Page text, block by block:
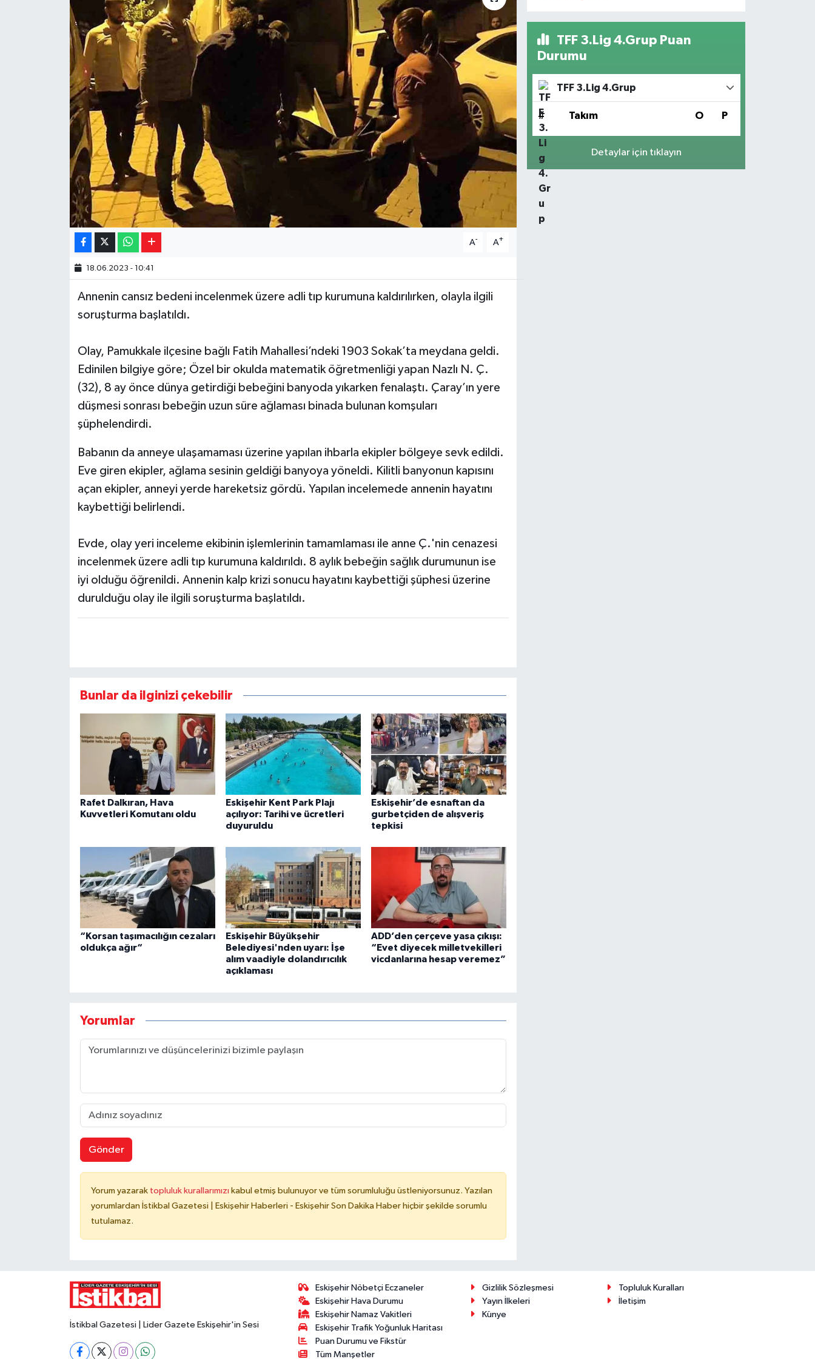
A- A+
18.06.2023 - 10:41
Annenin cansız bedeni incelenmek üzere adli tıp kurumuna kaldırılırken, olayla ilgili
soruşturma başlatıldı.
Olay, Pamukkale ilçesine bağlı Fatih Mahallesi’ndeki 1903 Sokak’ta meydana geldi.
Edinilen bilgiye göre; Özel bir okulda matematik öğretmenliği yapan Nazlı N. Ç.
(32), 8 ay önce dünya getirdiği bebeğini banyoda yıkarken fenalaştı. Çaray’ın yere
düşmesi sonrası bebeğin uzun süre ağlaması binada bulunan komşuları
şüphelendirdi.
Babanın da anneye ulaşamaması üzerine yapılan ihbarla ekipler bölgeye sevk edildi.
Eve giren ekipler, ağlama sesinin geldiği banyoya yöneldi. Kilitli banyonun kapısını
açan ekipler, anneyi yerde hareketsiz gördü. Yapılan incelemede annenin hayatını
kaybettiği belirlendi.
Evde, olay yeri inceleme ekibinin işlemlerinin tamamlaması ile anne Ç.'nin cenazesi
incelenmek üzere adli tıp kurumuna kaldırıldı. 8 aylık bebeğin sağlık durumunun ise
iyi olduğu öğrenildi. Annenin kalp krizi sonucu hayatını kaybettiği şüphesi üzerine
durulduğu olay ile ilgili soruşturma başlatıldı.
Bunlar da ilginizi çekebilir
Rafet Dalkıran, Hava
Kuvvetleri Komutanı oldu
Eskişehir Kent Park Plajı
açılıyor: Tarihi ve ücretleri
duyuruldu
Eskişehir’de esnaftan da
gurbetçiden de alışveriş
tepkisi
“Korsan taşımacılığın cezaları
oldukça ağır“
Eskişehir Büyükşehir
Belediyesi'nden uyarı: İşe
alım vaadiyle dolandırıcılık
açıklaması
ADD’den çerçeve yasa çıkışı:
“Evet diyecek milletvekilleri
vicdanlarına hesap veremez”
Yorumlar
Gönder
Yorum yazarak topluluk kurallarımızı kabul etmiş bulunuyor ve tüm sorumluluğu üstleniyorsunuz. Yazılan
yorumlardan İstikbal Gazetesi | Eskişehir Haberleri - Eskişehir Son Dakika Haber hiçbir şekilde sorumlu
tutulamaz.
TFF 3.Lig 4.Grup Puan
Durumu
TFF 3.Lig 4.Grup
# Takım O P
Detaylar için tıklayın
İstikbal Gazetesi | Lider Gazete Eskişehir'in Sesi
Eskişehir Nöbetçi Eczaneler
Eskişehir Hava Durumu
Eskişehir Namaz Vakitleri
Eskişehir Trafik Yoğunluk Haritası
Puan Durumu ve Fikstür
Tüm Manşetler
Gizlilik Sözleşmesi
Topluluk Kuralları
Yayın İlkeleri
İletişim
Künye
Resmi ilanlar